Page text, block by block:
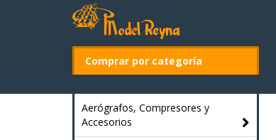
Comprar por categoría
Aerógrafos, Compresores y
Accesorios